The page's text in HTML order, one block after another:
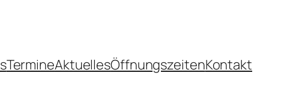
TermineAktuellesÖffnungszeitenKontakt